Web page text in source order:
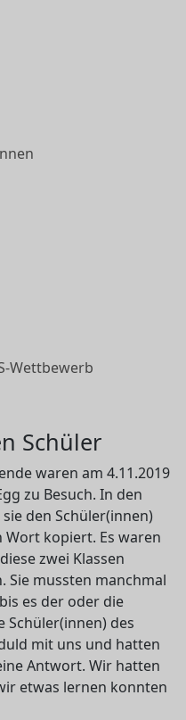
Wettbewerb
Schüler
waren am 4.11.2019
zu Besuch. In den
den Schüler(innen)
Wort kopiert. Es waren
zwei Klassen
Sie mussten manchmal
es der oder die
Schüler(innen) des
mit uns und hatten
Antwort. Wir hatten
etwas lernen konnten